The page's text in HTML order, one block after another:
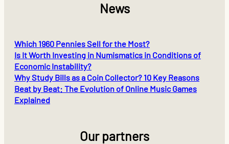
News
Which 1960 Pennies Sell for the Most?
Is It Worth Investing in Numismatics in Conditions of
Economic Instability?
Why Study Bills as a Coin Collector? 10 Key Reasons
Beat by Beat: The Evolution of Online Music Games
Explained
Our partners